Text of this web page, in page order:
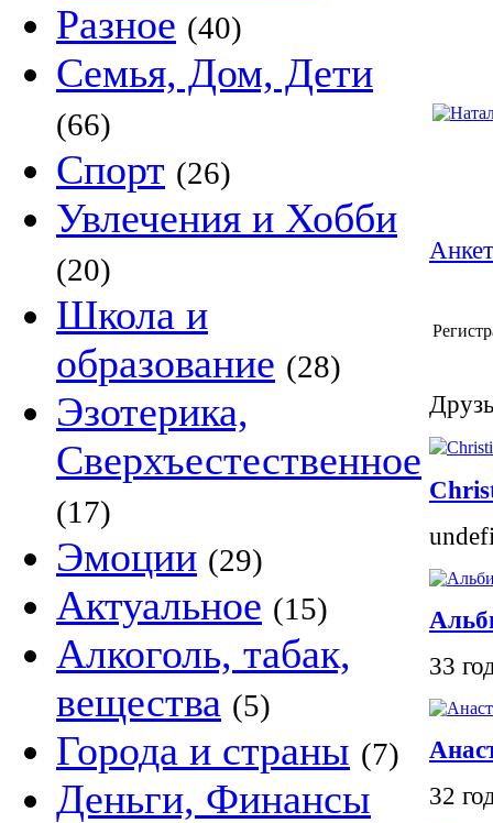
Разное (40)
Семья, Дом, Дети
(66)
Спорт (26)
Увлечения и Хобби
(20)
Школа и
образование (28)
Эзотерика,
Сверхъестественное
(17)
Эмоции (29)
Актуальное (15)
Алкоголь, табак,
вещества (5)
Города и страны (7)
Деньги, Финансы
33
32